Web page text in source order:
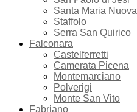
Santa Maria Nuova
Staffolo
Serra San Quirico
Falconara
Castelferretti
Camerata Picena
Montemarciano
Polverigi
Monte San Vito
Fabriano